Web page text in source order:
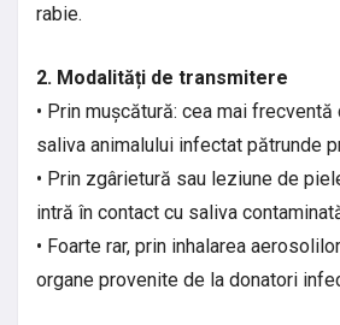
rabie.
2. Modalități de transmitere
• Prin mușcătură: cea mai
saliva animalului infectat pătrunde
• Prin zgârietură sau leziune de
intră în contact cu saliva
• Foarte rar, prin inhalarea
organe provenite de la donatori